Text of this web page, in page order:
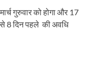
गुरुवार को होगा और 17
से 8 दिन पहले की अवधि